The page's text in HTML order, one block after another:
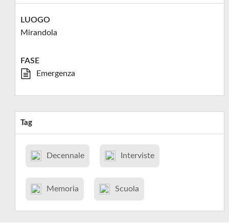
LUOGO
Mirandola
FASE
Emergenza
Tag
Decennale Interviste
Memoria Scuola